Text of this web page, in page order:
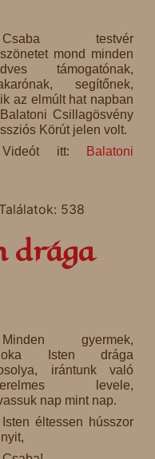
Csaba testvér
mond minden
támogatónak,
segítőnek,
az elmúlt hat napban
Csillagösvény
Körút jelen volt.
Videót itt:
Balatoni
Találatok: 538
drága
Minden gyermek,
Isten drága
irántunk való
levele,
nap mint nap.
Isten éltessen hússzor